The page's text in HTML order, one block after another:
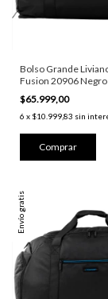
Bolso Grande
Fusion 20906
$65.999,00
6 x $10.999,83 sin
Envío gratis